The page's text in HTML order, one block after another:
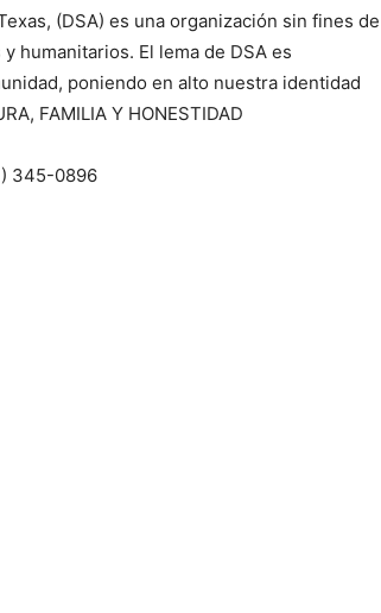
(DSA) es una organización sin fines de
humanitarios. El lema de DSA es
poniendo en alto nuestra identidad
FAMILIA Y HONESTIDAD
345-0896